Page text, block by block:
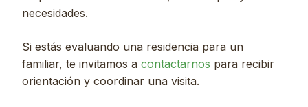
necesidades.
Si estás evaluando una residencia para un
familiar, te invitamos a contactarnos para recibir
orientación y coordinar una visita.